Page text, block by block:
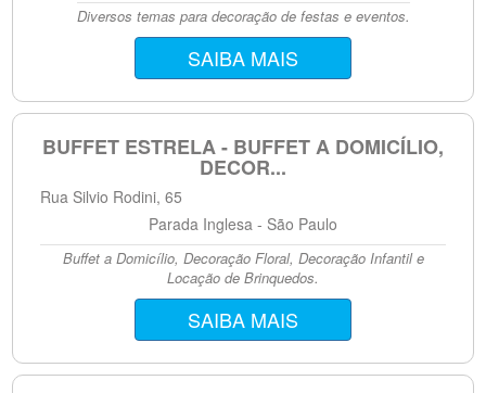
Diversos temas para decoração de festas e eventos.
SAIBA MAIS
BUFFET ESTRELA - BUFFET A DOMICÍLIO,
DECOR...
Rua Silvio Rodini, 65
Parada Inglesa - São Paulo
Buffet a Domicílio, Decoração Floral, Decoração Infantil e
Locação de Brinquedos.
SAIBA MAIS